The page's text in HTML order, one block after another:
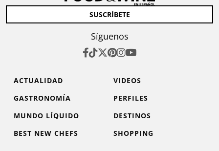
SUSCRÍBETE
Síguenos
ACTUALIDAD
VIDEOS
GASTRONOMÍA
PERFILES
MUNDO LÍQUIDO
DESTINOS
BEST NEW CHEFS
SHOPPING